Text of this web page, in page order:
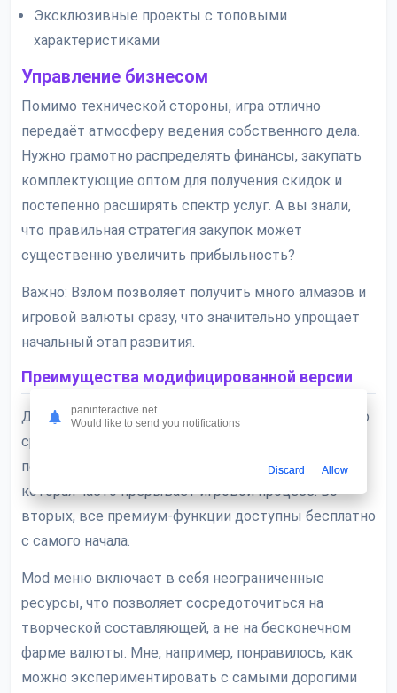
Эксклюзивные проекты с топовыми
характеристиками
Управление бизнесом
Помимо технической стороны, игра отлично
передаёт атмосферу ведения собственного дела.
Нужно грамотно распределять финансы, закупать
комплектующие оптом для получения скидок и
постепенно расширять спектр услуг. А вы знали,
что правильная стратегия закупок может
существенно увеличить прибыльность?
Важно: Взлом позволяет получить много алмазов и
игровой валюты сразу, что значительно упрощает
начальный этап развития.
Преимущества модифицированной версии
Данный чит предоставляет массу преимуществ по
сравнению с оригинальной игрой. Во-первых,
полностью отсутствует навязчивая реклама,
которая часто прерывает игровой процесс. Во-
вторых, все премиум-функции доступны бесплатно
с самого начала.
Mod меню включает в себя неограниченные
ресурсы, что позволяет сосредоточиться на
творческой составляющей, а не на бесконечном
фарме валюты. Мне, например, понравилось, как
можно экспериментировать с самыми дорогими
paninteractive.net
Would like to send you notifications
Discard Allow